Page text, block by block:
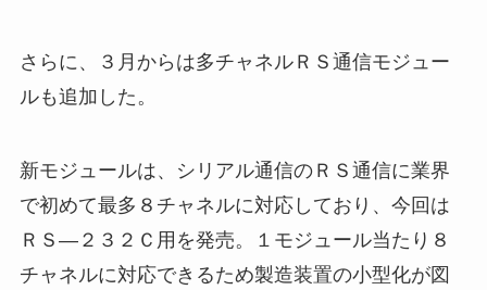
さらに、３月からは多チャネルＲＳ通信モジュー
ルも追加した。
新モジュールは、シリアル通信のＲＳ通信に業界
で初めて最多８チャネルに対応しており、今回は
ＲＳ―２３２Ｃ用を発売。１モジュール当たり８
チャネルに対応できるため製造装置の小型化が図